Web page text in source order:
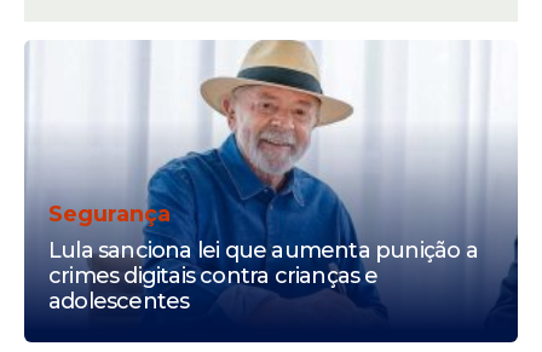
Segurança
Lula sanciona lei que aumenta punição a
crimes digitais contra crianças e
adolescentes